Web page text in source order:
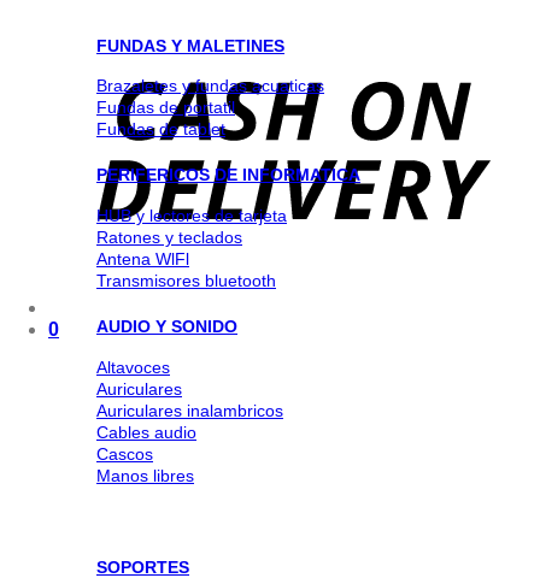
0
FUNDAS Y MALETINES
Brazaletes y fundas acuaticas
Fundas de portatil
Fundas de tablet
PERIFERICOS DE INFORMATICA
HUB y lectores de tarjeta
Ratones y teclados
Antena WlFl
Transmisores bluetooth
AUDIO Y SONIDO
Altavoces
Auriculares
Auriculares inalambricos
Cables audio
Cascos
Manos libres
SOPORTES